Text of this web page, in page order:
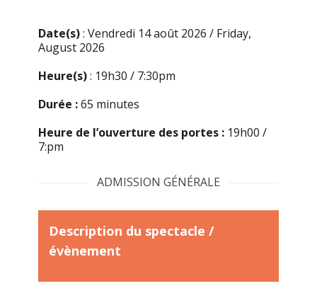
Date(s): Vendredi 14 août 2026 / Friday,
August 2026
Heure(s): 19h30 / 7:30pm
Durée :65 minutes
Heure de l’ouverture des portes : 19h00 /
7:pm
ADMISSION GÉNÉRALE
Description du spectacle /
évènement